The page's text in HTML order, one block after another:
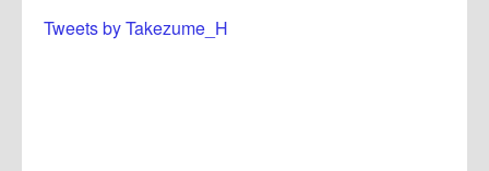
Tweets by Takezume_H